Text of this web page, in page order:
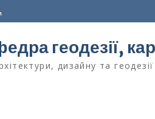
геодезії,
дизайну та